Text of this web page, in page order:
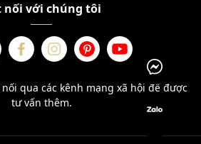
nối với chúng tôi
qua các kênh mạng xã hội để được
tư vấn thêm.